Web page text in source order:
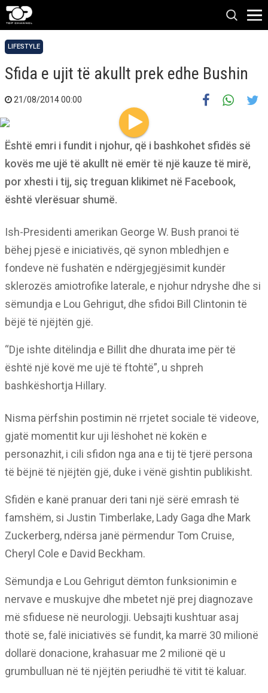
LIFESTYLE
Sfida e ujit të akullt prek edhe Bushin
21/08/2014 00:00
Është emri i fundit i njohur, që i bashkohet sfidës së
kovës me ujë të akullt në emër të një kauze të mirë,
por xhesti i tij, siç treguan klikimet në Facebook,
është vlerësuar shumë.
Ish-Presidenti amerikan George W. Bush pranoi të
bëhej pjesë e iniciativës, që synon mbledhjen e
fondeve në fushatën e ndërgjegjësimit kundër
sklerozës amiotrofike laterale, e njohur ndryshe dhe si
sëmundja e Lou Gehrigut, dhe sfidoi Bill Clintonin të
bëjë të njëjtën gjë.
“Dje ishte ditëlindja e Billit dhe dhurata ime për të
është një kovë me ujë të ftohtë”, u shpreh
bashkëshortja Hillary.
Nisma përfshin postimin në rrjetet sociale të videove,
gjatë momentit kur uji lëshohet në kokën e
personazhit, i cili sfidon nga ana e tij të tjerë persona
të bëjnë të njëjtën gjë, duke i vënë gishtin publikisht.
Sfidën e kanë pranuar deri tani një sërë emrash të
famshëm, si Justin Timberlake, Lady Gaga dhe Mark
Zuckerberg, ndërsa janë përmendur Tom Cruise,
Cheryl Cole e David Beckham.
Sëmundja e Lou Gehrigut dëmton funksionimin e
nervave e muskujve dhe mbetet një prej diagnozave
më sfiduese në neurologji. Uebsajti kushtuar asaj
thotë se, falë iniciativës së fundit, ka marrë 30 milionë
dollarë donacione, krahasuar me 2 milionë që u
grumbulluan në të njëjtën periudhë të vitit të kaluar.